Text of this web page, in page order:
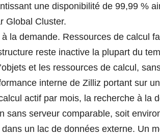
une disponibilité de 99,99 %
Global Cluster.
la demande. Ressources de calcul
reste inactive la plupart du
et les ressources de calcul,
interne de Zilliz portant sur
actif par mois, la recherche à la
sans serveur comparable, soit
un lac de données externe. Un